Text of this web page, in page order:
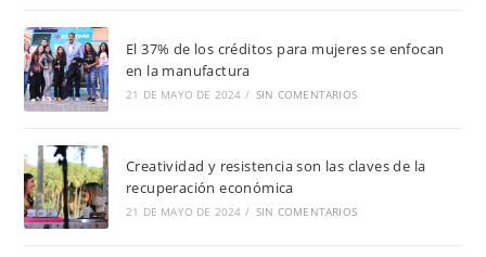
El 37% de los créditos para mujeres se enfocan
en la manufactura
21 DE MAYO DE 2024 / SIN COMENTARIOS
Creatividad y resistencia son las claves de la
recuperación económica
21 DE MAYO DE 2024 / SIN COMENTARIOS